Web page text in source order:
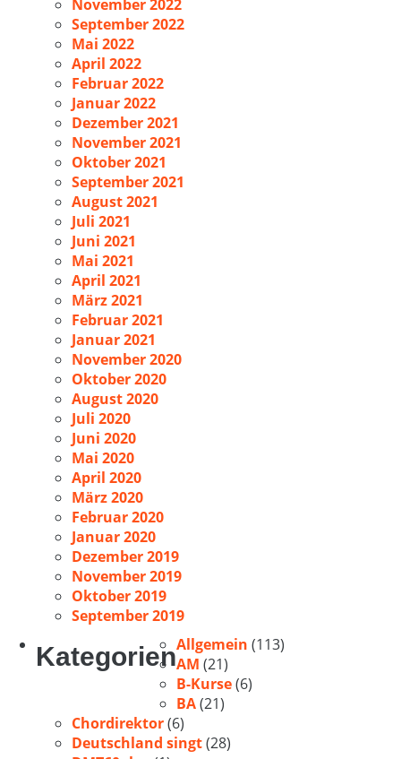
November 2022
September 2022
Mai 2022
April 2022
Februar 2022
Januar 2022
Dezember 2021
November 2021
Oktober 2021
September 2021
August 2021
Juli 2021
Juni 2021
Mai 2021
April 2021
März 2021
Februar 2021
Januar 2021
November 2020
Oktober 2020
August 2020
Juli 2020
Juni 2020
Mai 2020
April 2020
März 2020
Februar 2020
Januar 2020
Dezember 2019
November 2019
Oktober 2019
September 2019
KategorienAllgemein (113)
AM (21)
B-Kurse(6)
BA(21)
Chordirektor(6)
Deutschland singt(28)